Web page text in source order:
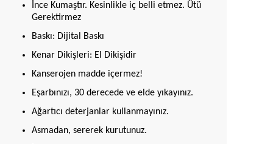
İnce Kumaştır. Kesinlikle iç belli etmez. Ütü
Gerektirmez
Baskı: Dijital Baskı
Kenar Dikişleri: El Dikişidir
Kanserojen madde içermez!
Eşarbınızı, 30 derecede ve elde yıkayınız.
Ağartıcı deterjanlar kullanmayınız.
Asmadan, sererek kurutunuz.